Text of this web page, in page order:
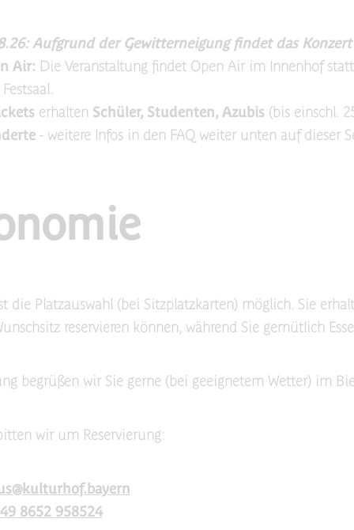
Aufgrund der Gewitterneigung findet das
Air: Die Veranstaltung findet Open Air im Innenhof
erhalten Schüler, Studenten, Azubis (bis einschl.
- weitere Infos in den FAQ weiter unten auf dieser
die Platzauswahl (bei Sitzplatzkarten) möglich. Sie
reservieren können, während Sie gemütlich
begrüßen wir Sie gerne (bei geeignetem Wetter) im
wir um Reservierung:
8652 958524